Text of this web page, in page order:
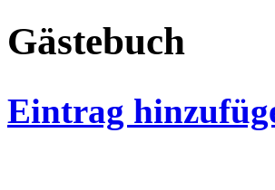
Gästebuch
Eintrag